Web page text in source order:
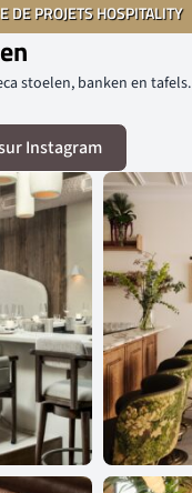
DE PROJETS HOSPITALITY
stoelen, banken en tafels.
Instagram